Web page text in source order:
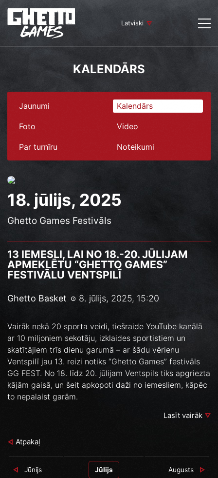
Latviski
KALENDĀRS
Jaunumi Kalendārs
Foto Video
Par turnīru Noteikumi
18. jūlijs, 2025
Ghetto Games Festivāls
13 IEMESLI, LAI NO 18.-20. JŪLIJAM
APMEKLĒTU “GHETTO GAMES”
FESTIVĀLU VENTSPILĪ
Ghetto Basket 8. jūlijs, 2025, 15:20
Vairāk nekā 20 sporta veidi, tiešraide YouTube kanālā
ar 10 miljoniem sekotāju, izklaides sportistiem un
skatītājiem trīs dienu garumā – ar šādu vērienu
Ventspilī jau 13. reizi notiks “Ghetto Games” festivāls
GG FEST. No 18. līdz 20. jūlijam Ventspils tiks apgriezta
kājām gaisā, un šeit apkopoti daži no iemesliem, kāpēc
to nepalaist garām.
Lasīt vairāk
Atpakaļ
Jūnijs Jūlijs Augusts